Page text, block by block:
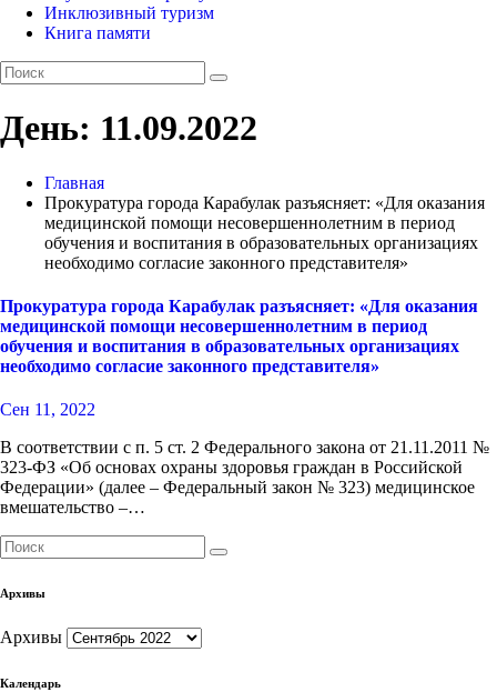
Инклюзивный туризм
Книга памяти
День: 11.09.2022
Главная
Прокуратура города Карабулак разъясняет: «Для оказания
медицинской помощи несовершеннолетним в период
обучения и воспитания в образовательных организациях
необходимо согласие законного представителя»
Прокуратура города Карабулак разъясняет: «Для оказания
медицинской помощи несовершеннолетним в период
обучения и воспитания в образовательных организациях
необходимо согласие законного представителя»
Сен 11, 2022
В соответствии с п. 5 ст. 2 Федерального закона от 21.11.2011 №
323-ФЗ «Об основах охраны здоровья граждан в Российской
Федерации» (далее – Федеральный закон № 323) медицинское
вмешательство –…
Архивы
Архивы
Календарь